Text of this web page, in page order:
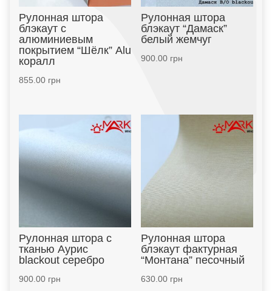
Рулонная штора
блэкаут с
алюминиевым
покрытием “Шёлк” Alu
коралл
855.00грн
Рулонная штора
блэкаут “Дамаск”
белый жемчуг
900.00грн
Рулонная штора с
тканью Аурис
blackout серебро
900.00грн
Рулонная штора
блэкаут фактурная
“Монтана” песочный
630.00грн